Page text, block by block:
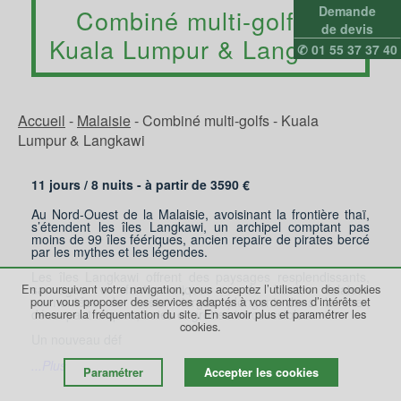
Demande
de devis
✆ 01 55 37 37 40
Combiné multi-golfs -
Kuala Lumpur & Langkawi
Accueil - Malaisie-Combiné multi-golfs - Kuala
Lumpur & Langkawi
11 jours / 8 nuits - à partir de 3590 €
Au Nord-Ouest de la Malaisie, avoisinant la frontière thaï,
s’étendent les îles Langkawi, un archipel comptant pas
moins de 99 îles féériques, ancien repaire de pirates bercé
par les mythes et les légendes.
sauvages et fantasmatiques : de hautes falaises
surmontées de forêts vierges plongent dans la mer,
découpant criques, baies et grottes inaccessibles.
...Plus
En poursuivant votre navigation, vous acceptez l’utilisation des cookies
pour vous proposer des services adaptés à vos centres d’intérêts et
mesurer la fréquentation du site. En savoir plus et paramétrer les
cookies.
Paramétrer Accepter les cookies